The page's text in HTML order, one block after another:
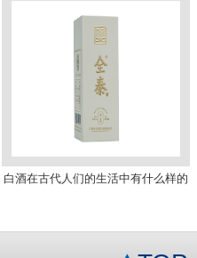
白酒在古代人们的生活中有什么样的